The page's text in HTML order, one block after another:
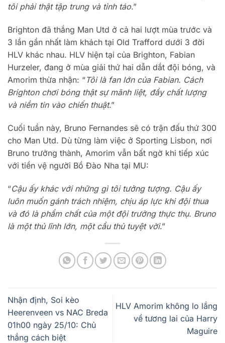
tôi phải thật tập trung và tỉnh táo.”
Brighton đã thắng Man Utd ở cả hai lượt mùa trước và
3 lần gần nhất làm khách tại Old Trafford dưới 3 đời
HLV khác nhau. HLV hiện tại của Brighton, Fabian
Hurzeler, đang ở mùa giải thứ hai dẫn dắt đội bóng, và
Amorim thừa nhận: “Tôi là fan lớn của Fabian. Cách
Brighton chơi bóng thật sự mãnh liệt, đầy chất lượng
và niềm tin vào chiến thuật.”
Cuối tuần này, Bruno Fernandes sẽ có trận đấu thứ 300
cho Man Utd. Dù từng làm việc ở Sporting Lisbon, nơi
Bruno trưởng thành, Amorim vẫn bất ngờ khi tiếp xúc
với tiền vệ người Bồ Đào Nha tại MU:
“Cậu ấy khác với những gì tôi tưởng tượng. Cậu ấy
luôn muốn gánh trách nhiệm, chịu áp lực khi đội thua
và đó là phẩm chất của một đội trưởng thực thụ. Bruno
là một thủ lĩnh lớn, một cầu thủ tuyệt vời.”
Nhận định, Soi kèo
Heerenveen vs NAC Breda
01h00 ngày 25/10: Chủ
thắng cách biệt
HLV Amorim không lo lắng
về tương lai của Harry
Maguire